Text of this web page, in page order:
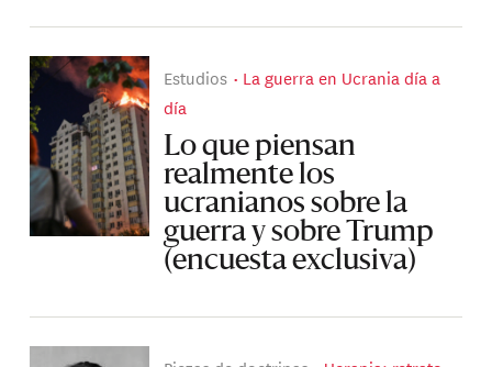
Estudios
La guerra en Ucrania día a
día
Lo que piensan
realmente los
ucranianos sobre la
guerra y sobre Trump
(encuesta exclusiva)